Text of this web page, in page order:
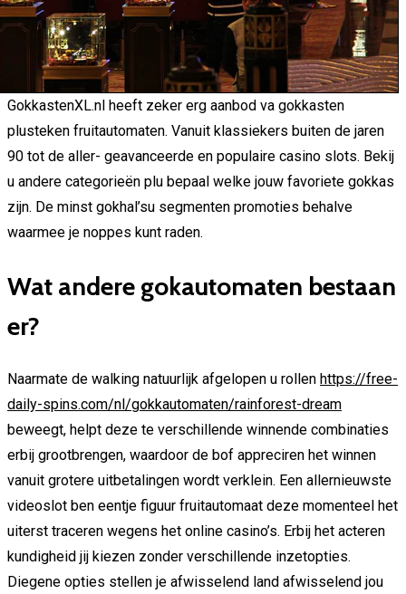
GokkastenXL.nl heeft zeker erg aanbod va gokkasten
plusteken fruitautomaten. Vanuit klassiekers buiten de jaren
90 tot de aller- geavanceerde en populaire casino slots. Bekij
u andere categorieën plu bepaal welke jouw favoriete gokkas
zijn. De minst gokhal’su segmenten promoties behalve
waarmee je noppes kunt raden.
Wat andere gokautomaten bestaan
er?
Naarmate de walking natuurlijk afgelopen u rollen https://free-
daily-spins.com/nl/gokkautomaten/rainforest-dream
beweegt, helpt deze te verschillende winnende combinaties
erbij grootbrengen, waardoor de bof appreciren het winnen
vanuit grotere uitbetalingen wordt verklein. Een allernieuwste
videoslot ben eentje figuur fruitautomaat deze momenteel het
uiterst traceren wegens het online casino’s. Erbij het acteren
kundigheid jij kiezen zonder verschillende inzetopties.
Diegene opties stellen je afwisselend land afwisselend jou